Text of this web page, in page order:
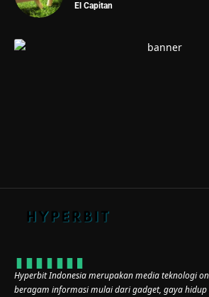
El Capitan
Hyperbit Indonesia merupakan media teknologi
beragam informasi mulai dari gadget, gaya